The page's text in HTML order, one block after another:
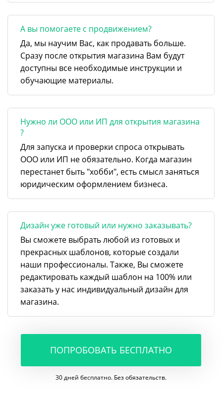
А вы помогаете с продвижением?
Да, мы научим Вас, как продавать больше.
Сразу после открытия магазина Вам будут
доступны все необходимые инструкции и
обучающие материалы.
Нужно ли ООО или ИП для открытия магазина
?
Для запуска и проверки спроса открывать
ООО или ИП не обязательно. Когда магазин
перестанет быть "хобби", есть смысл заняться
юридическим оформлением бизнеса.
Дизайн уже готовый или нужно заказывать?
Вы сможете выбрать любой из готовых и
прекрасных шаблонов, которые создали
наши профессионалы. Также, Вы сможете
редактировать каждый шаблон на 100% или
заказать у нас индивидуальный дизайн для
магазина.
ПОПРОБОВАТЬ БЕСПЛАТНО
30 дней бесплатно. Без обязательств.